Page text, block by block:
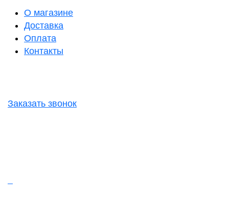
О магазине
Доставка
Оплата
Контакты
Заказать звонок